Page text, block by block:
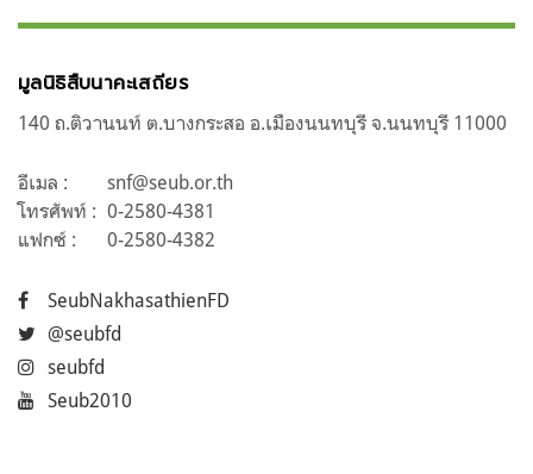
มูลนิธิสืบนาคะเสถียร
140 ถ.ติวานนท์ ต.บางกระสอ อ.เมืองนนทบุรี จ.นนทบุรี 11000
อีเมล :
snf@seub.or.th
โทรศัพท์ : 0-2580-4381
แฟกซ์ :
0-2580-4382
SeubNakhasathienFD
@seubfd
seubfd
Seub2010